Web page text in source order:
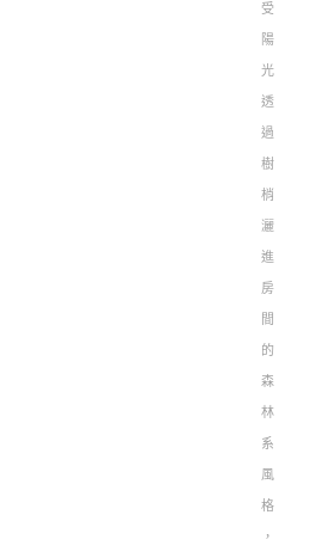
受
陽
光
透
過
樹
梢
灑
進
房
間
的
森
林
系
風
格
，